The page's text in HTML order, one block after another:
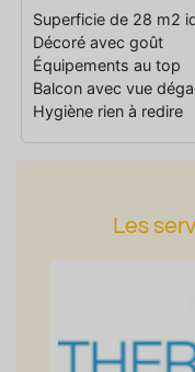
Superficie de 28 m2
Décoré avec goût
Équipements au top
Balcon avec vue
Hygiène rien à redire
Les